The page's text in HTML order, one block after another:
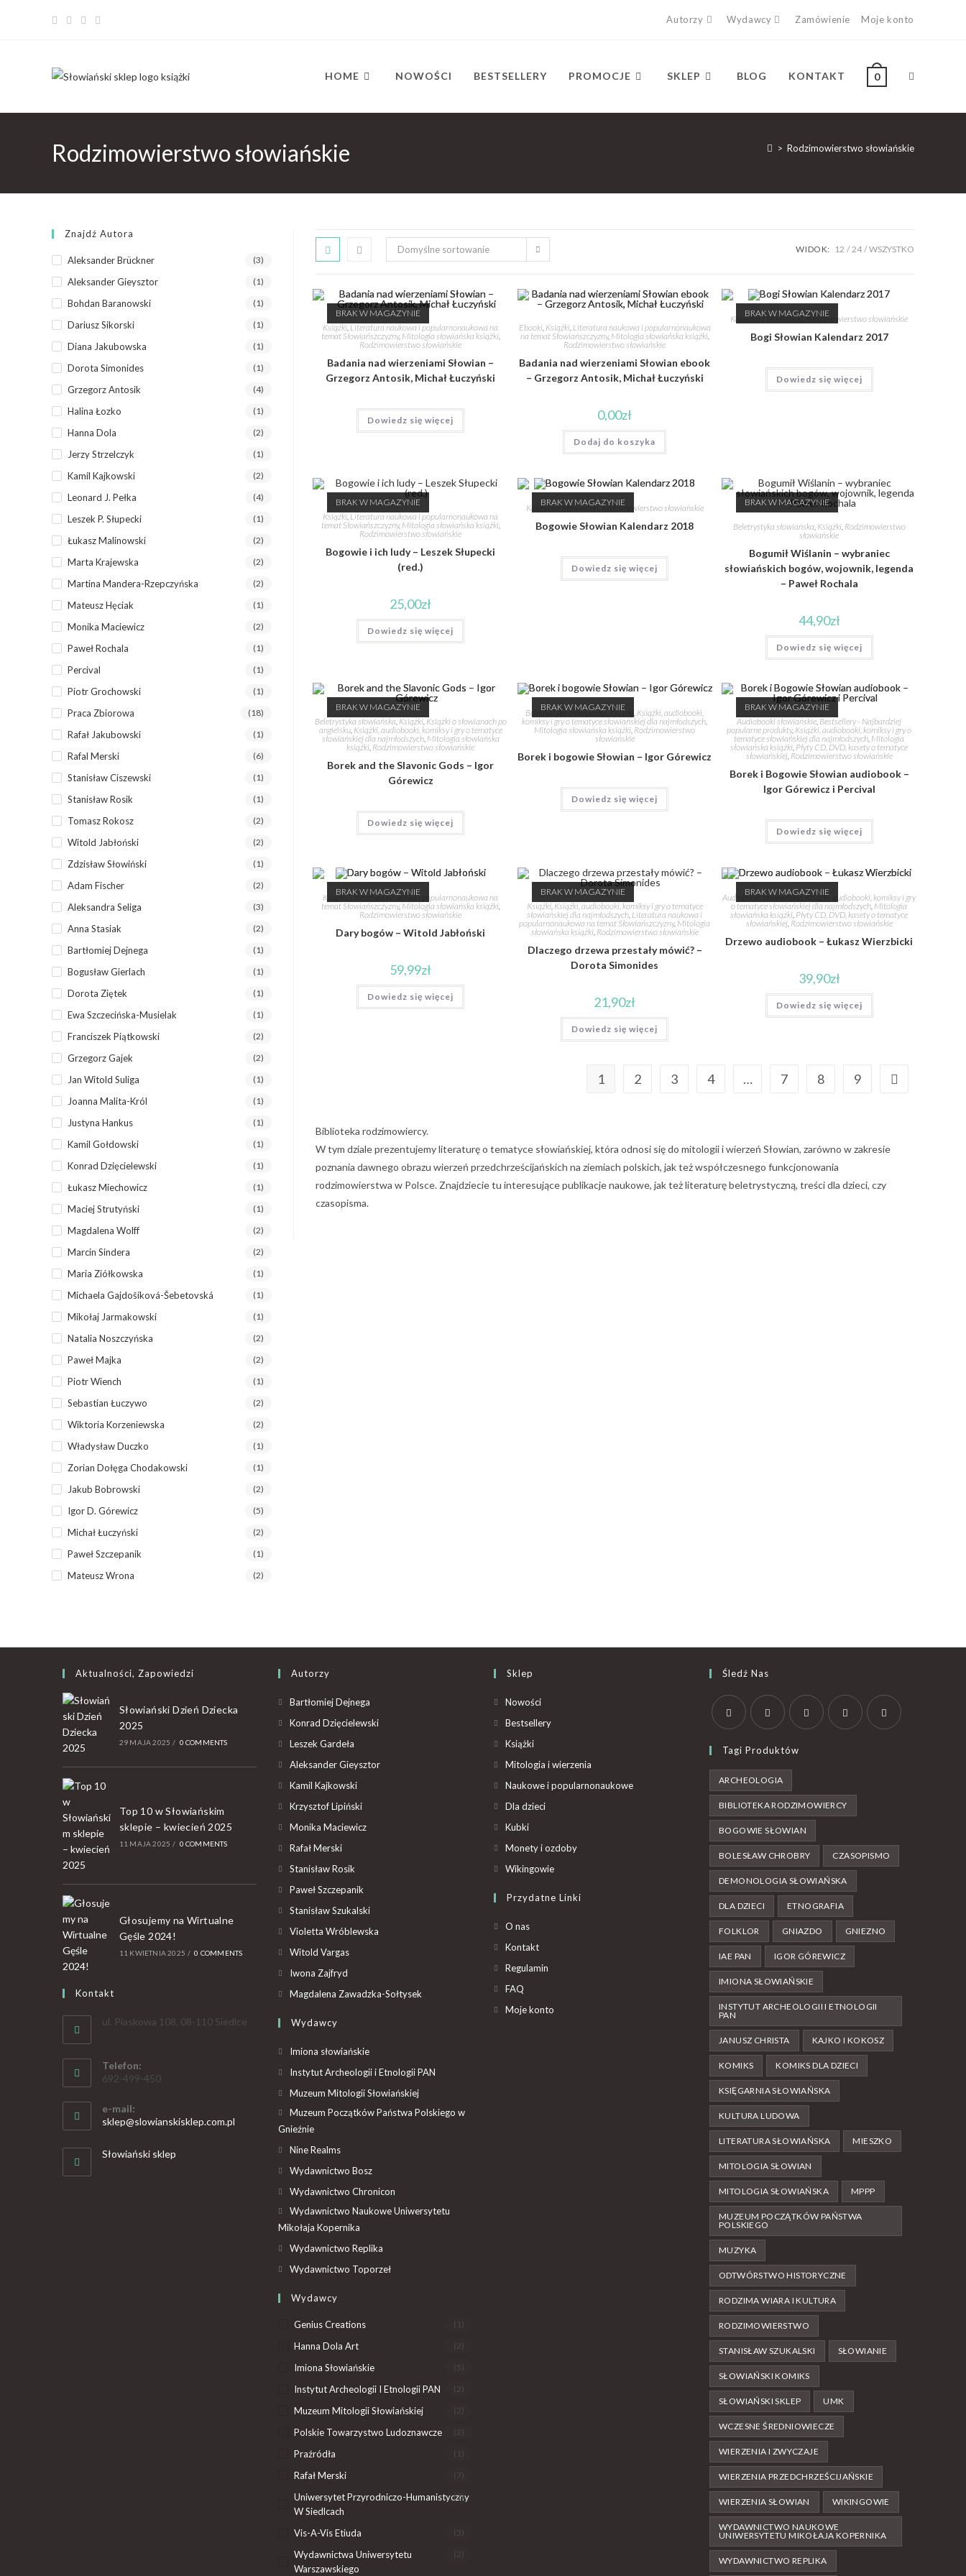
Autorzy Wydawcy Zamówienie Moje konto
HOME NOWOŚCI BESTSELLERY PROMOCJE SKLEP BLOG KONTAKT 0
Rodzimowierstwo słowiańskie > Rodzimowierstwo słowiańskie
Domyślne sortowanie WIDOK: 12 24 WSZYSTKO
BRAK W MAGAZYNIE
Książki, Literatura naukowa i popularnonaukowa na
temat Słowiańszczyzny, Mitologia słowiańska książki,
Rodzimowierstwo słowiańskie
Badania nad wierzeniami Słowian –
Grzegorz Antosik, Michał Łuczyński
Dowiedz się więcej
Ebooki, Książki, Literatura naukowa i popularnonaukowa
na temat Słowiańszczyzny, Mitologia słowiańska książki,
Rodzimowierstwo słowiańskie
Badania nad wierzeniami Słowian ebook
– Grzegorz Antosik, Michał Łuczyński
0,00zł
Dodaj do koszyka
BRAK W MAGAZYNIE
Kalendarz Słowiański ,Rodzimowierstwo słowiańskie
Bogi Słowian Kalendarz 2017
Dowiedz się więcej
BRAK W MAGAZYNIE
Książki,Literatura naukowa i popularnonaukowa na
temat Słowiańszczyzny, Mitologia słowiańska książki,
Rodzimowierstwo słowiańskie
Bogowie i ich ludy – Leszek Słupecki
(red.)
25,00zł
Dowiedz się więcej
BRAK W MAGAZYNIE
Kalendarz Słowiański ,Rodzimowierstwo słowiańskie
Bogowie Słowian Kalendarz 2018
Dowiedz się więcej
BRAK W MAGAZYNIE
Beletrystyka słowiańska Książki, Rodzimowierstwo
słowiańskie
Bogumił Wiślanin – wybraniec
słowiańskich bogów, wojownik, legenda
– Paweł Rochala
44,90zł
Dowiedz się więcej
BRAK W MAGAZYNIE
Beletrystyka słowiańska, Książki, Książki o słowianach po
angielsku, Książki, audiobooki, komiksy i gry o tematyce
słowiańskiej dla najmłodszych, Mitologia słowiańska
książki, Rodzimowierstwo słowiańskie
Borek and the Slavonic Gods – Igor
Górewicz
Dowiedz się więcej
BRAK W MAGAZYNIE
Beletrystyka słowiańska , Książki, Książki, audiobooki,
komiksy i gry o tematyce słowiańskiej dla najmłodszych,
Mitologia słowiańska książki, Rodzimowierstwo
słowiańskie
Borek i bogowie Słowian – Igor Górewicz
Dowiedz się więcej
BRAK W MAGAZYNIE
Audiobooki słowiańskie, Bestsellery - Najbardziej
popularne produkty, Książki, audiobooki, komiksy i gry o
tematyce słowiańskiej dla najmłodszych, Mitologia
słowiańska książki, Płyty CD, DVD, kasety o tematyce
słowiańskiej, Rodzimowierstwo słowiańskie
Borek i Bogowie Słowian audiobook –
Igor Górewicz i Percival
Dowiedz się więcej
BRAK W MAGAZYNIE
Książki, Literatura naukowa i popularnonaukowa na
temat Słowiańszczyzny, Mitologia słowiańska książki,
Rodzimowierstwo słowiańskie
Dary bogów – Witold Jabłoński
59,99zł
Dowiedz się więcej
BRAK W MAGAZYNIE
Książki,Książki, audiobooki, komiksy i gry o tematyce
słowiańskiej dla najmłodszych Literatura naukowa i
popularnonaukowa na temat Słowiańszczyzny, Mitologia
słowiańska książki, Rodzimowierstwo słowiańskie
Dlaczego drzewa przestały mówić? –
Dorota Simonides
21,90zł
Dowiedz się więcej
BRAK W MAGAZYNIE
Audiobooki słowiańskie ,Książki, audiobooki, komiksy i gry
o tematyce słowiańskiej dla najmłodszych Mitologia
słowiańska książki Płyty CD, DVD, kasety o tematyce
słowiańskiej, Rodzimowierstwo słowiańskie
Drzewo audiobook – Łukasz Wierzbicki
39,90zł
Dowiedz się więcej
1 2 3 4 … 7 8 9
Biblioteka rodzimowiercy.
W tym dziale prezentujemy literaturę o tematyce słowiańskiej, która odnosi się do mitologii i wierzeń Słowian, zarówno w zakresie
poznania dawnego obrazu wierzeń przedchrześcijańskich na ziemiach polskich, jak też współczesnego funkcjonowania
rodzimowierstwa w Polsce. Znajdziecie tu interesujące publikacje naukowe, jak też literaturę beletrystyczną, treści dla dzieci, czy
czasopisma.
Znajdź Autora
Aleksander Brückner (3)
Aleksander Gieysztor (1)
Bohdan Baranowski (1)
Dariusz Sikorski (1)
Diana Jakubowska (1)
Dorota Simonides (1)
Grzegorz Antosik (4)
Halina Łozko (1)
Hanna Dola (2)
Jerzy Strzelczyk (1)
Kamil Kajkowski (2)
Leonard J. Pełka (4)
Leszek P. Słupecki (1)
Łukasz Malinowski (2)
Marta Krajewska (2)
Martina Mandera-Rzepczyńska (2)
Mateusz Hęciak (1)
Monika Maciewicz (2)
Paweł Rochala (1)
Percival (1)
Piotr Grochowski (1)
Praca Zbiorowa (18)
Rafał Jakubowski (1)
Rafal Merski (6)
Stanisław Ciszewski (1)
Stanisław Rosik (1)
Tomasz Rokosz (2)
Witold Jabłoński (2)
Zdzisław Słowiński (1)
Adam Fischer (2)
Aleksandra Seliga (3)
Anna Stasiak (2)
Bartłomiej Dejnega (1)
Bogusław Gierlach (1)
Dorota Ziętek (1)
Ewa Szczecińska-Musielak (1)
Franciszek Piątkowski (2)
Grzegorz Gajek (2)
Jan Witold Suliga (1)
Joanna Malita-Król (1)
Justyna Hankus (1)
Kamil Gołdowski (1)
Konrad Dzięcielewski (1)
Łukasz Miechowicz (1)
Maciej Strutyński (1)
Magdalena Wolff (2)
Marcin Sindera (2)
Maria Ziółkowska (1)
Michaela Gajdošíková-Šebetovská (1)
Mikołaj Jarmakowski (1)
Natalia Noszczyńska (2)
Paweł Majka (2)
Piotr Wiench (1)
Sebastian Łuczywo (2)
Wiktoria Korzeniewska (2)
Władysław Duczko (1)
Zorian Dołęga Chodakowski (1)
Jakub Bobrowski (2)
Igor D. Górewicz (5)
Michał Łuczyński (2)
Paweł Szczepanik (1)
Mateusz Wrona (2)
Aktualności, Zapowiedzi
Słowiański Dzień Dziecka
2025
29 MAJA 2025 / 0 COMMENTS
Top 10 w Słowiańskim
sklepie – kwiecień 2025
11 MAJA 2025 / 0 COMMENTS
Głosujemy na Wirtualne
Gęśle 2024!
11 KWIETNIA 2025 / 0 COMMENTS
Kontakt
ul. Piaskowa 108, 08-110 Siedlce
Telefon:
692-499-450
e-mail:
sklep@slowianskisklep.com.pl
Słowiański sklep
Autorzy
Bartłomiej Dejnega
Konrad Dzięcielewski
Leszek Gardeła
Aleksander Gieysztor
Kamil Kajkowski
Krzysztof Lipiński
Monika Maciewicz
Rafał Merski
Stanisław Rosik
Paweł Szczepanik
Stanisław Szukalski
Violetta Wróblewska
Witold Vargas
Iwona Zajfryd
Magdalena Zawadzka-Sołtysek
Wydawcy
Imiona słowiańskie
Instytut Archeologii i Etnologii PAN
Muzeum Mitologii Słowiańskiej
Muzeum Początków Państwa Polskiego w
Gnieźnie
Nine Realms
Wydawnictwo Bosz
Wydawnictwo Chronicon
Wydawnictwo Naukowe Uniwersytetu
Mikołaja Kopernika
Wydawnictwo Replika
Wydawnictwo Toporzeł
Wydawcy
Genius Creations (1)
Hanna Dola Art (2)
Imiona Słowiańskie (5)
Instytut Archeologii I Etnologii PAN (2)
Muzeum Mitologii Słowiańskiej (2)
Polskie Towarzystwo Ludoznawcze (2)
Praźródła (1)
Rafał Merski (7)
Uniwersytet Przyrodniczo-Humanistyczny
W Siedlcach
(2)
Vis-A-Vis Etiuda (3)
Wydawnictwa Uniwersytetu
Warszawskiego
(2)
Sklep
Nowości
Bestsellery
Książki
Mitologia i wierzenia
Naukowe i popularnonaukowe
Dla dzieci
Kubki
Monety i ozdoby
Wikingowie
Przydatne Linki
O nas
Kontakt
Regulamin
FAQ
Moje konto
Śledź Nas
Tagi Produktów
ARCHEOLOGIA
BIBLIOTEKA RODZIMOWIERCY
BOGOWIE SŁOWIAN
BOLESŁAW CHROBRY CZASOPISMO
DEMONOLOGIA SŁOWIAŃSKA
DLA DZIECI ETNOGRAFIA
FOLKLOR GNIAZDO GNIEZNO
IAE PAN IGOR GÓREWICZ
IMIONA SŁOWIAŃSKIE
INSTYTUT ARCHEOLOGII I ETNOLOGII
PAN
JANUSZ CHRISTA KAJKO I KOKOSZ
KOMIKS KOMIKS DLA DZIECI
KSIĘGARNIA SŁOWIAŃSKA
KULTURA LUDOWA
LITERATURA SŁOWIAŃSKA MIESZKO
MITOLOGIA SŁOWIAN
MITOLOGIA SŁOWIAŃSKA MPPP
MUZEUM POCZĄTKÓW PAŃSTWA
POLSKIEGO
MUZYKA
ODTWÓRSTWO HISTORYCZNE
RODZIMA WIARA I KULTURA
RODZIMOWIERSTWO
STANISŁAW SZUKALSKI SŁOWIANIE
SŁOWIAŃSKI KOMIKS
SŁOWIAŃSKI SKLEP UMK
WCZESNE ŚREDNIOWIECZE
WIERZENIA I ZWYCZAJE
WIERZENIA PRZEDCHRZEŚCIJAŃSKIE
WIERZENIA SŁOWIAN WIKINGOWIE
WYDAWNICTWO NAUKOWE
UNIWERSYTETU MIKOŁAJA KOPERNIKA
WYDAWNICTWO REPLIKA